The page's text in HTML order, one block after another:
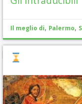
Il meglio di, Palermo,